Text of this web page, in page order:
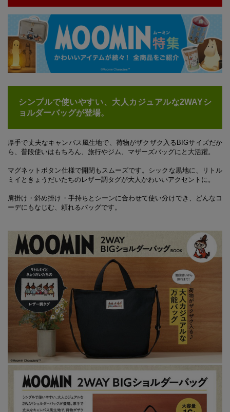
シンプルで使いやすい、大人カジュアルな2WAYシ
ョルダーバッグが登場。
厚手で丈夫なキャンバス風生地で、荷物がザクザク入るBIGサイズだか
ら、普段使いはもちろん、旅行やジム、マザーズバッグにと大活躍。
マグネットボタン仕様で開閉もスムーズです。シックな黒地に、リトル
ミイときょうだいたちのレザー調タグが大人かわいいアクセントに。
肩掛け・斜め掛け・手持ちとシーンに合わせて使い分けでき、どんなコ
ーデにもなじむ、頼れるバッグです。